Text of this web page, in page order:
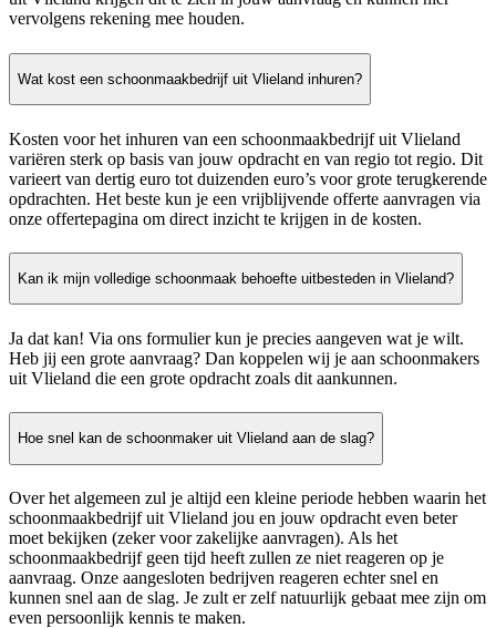
vervolgens rekening mee houden.
Wat kost een schoonmaakbedrijf uit Vlieland inhuren?
Kosten voor het inhuren van een schoonmaakbedrijf uit Vlieland
variëren sterk op basis van jouw opdracht en van regio tot regio. Dit
varieert van dertig euro tot duizenden euro’s voor grote terugkerende
opdrachten. Het beste kun je een vrijblijvende offerte aanvragen via
onze offertepagina om direct inzicht te krijgen in de kosten.
Kan ik mijn volledige schoonmaak behoefte uitbesteden in Vlieland?
Ja dat kan! Via ons formulier kun je precies aangeven wat je wilt.
Heb jij een grote aanvraag? Dan koppelen wij je aan schoonmakers
uit Vlieland die een grote opdracht zoals dit aankunnen.
Hoe snel kan de schoonmaker uit Vlieland aan de slag?
Over het algemeen zul je altijd een kleine periode hebben waarin het
schoonmaakbedrijf uit Vlieland jou en jouw opdracht even beter
moet bekijken (zeker voor zakelijke aanvragen). Als het
schoonmaakbedrijf geen tijd heeft zullen ze niet reageren op je
aanvraag. Onze aangesloten bedrijven reageren echter snel en
kunnen snel aan de slag. Je zult er zelf natuurlijk gebaat mee zijn om
even persoonlijk kennis te maken.